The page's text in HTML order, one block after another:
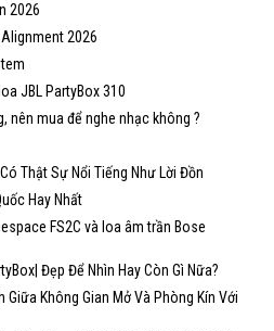
2026
2026
JBL PartyBox 310
nên mua để nghe nhạc không ?
Thật Sự Nổi Tiếng Như Lời Đồn
Hay Nhất
FS2C và loa âm trần Bose
Đẹp Để Nhìn Hay Còn Gì Nữa?
Không Gian Mở Và Phòng Kín Với